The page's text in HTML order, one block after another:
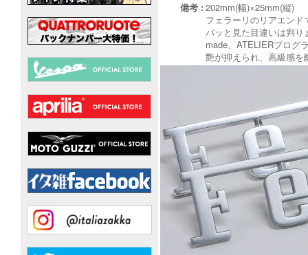
備考 : 202mm(幅)×25mm(縦)
フェラーリのリアエン
パッと見た目違いは判
made、ATELIERプログ
艶が抑えられ、高級感を